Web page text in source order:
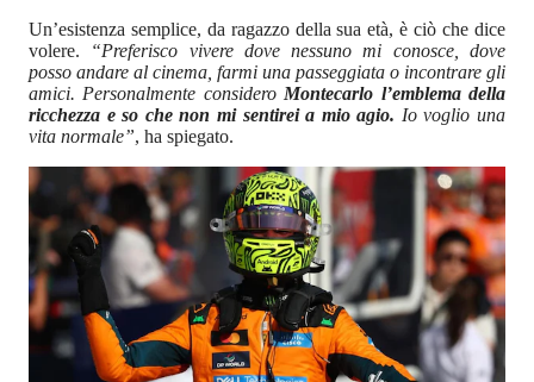
Un’esistenza semplice, da ragazzo della sua età, è ciò che dice
volere.
“Preferisco vivere dove nessuno mi conosce, dove
posso andare al cinema, farmi una passeggiata o incontrare gli
amici. Personalmente considero Montecarlo l’emblema della
ricchezza e so che non mi sentirei a mio agio. Io voglio una
vita normale”, ha spiegato.